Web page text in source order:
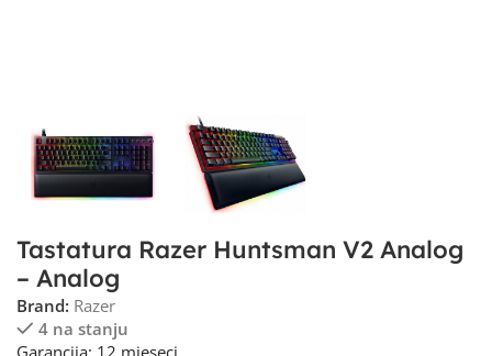
Tastatura Razer Huntsman V2 Analog
– Analog
Brand: Razer
4 na stanju
Garancija: 12 mjeseci